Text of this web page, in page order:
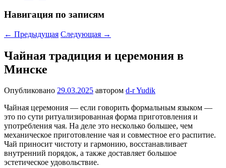
Навигация по записям
← Предыдущая Следующая →
Чайная традиция и церемония в
Минске
Опубликовано 29.03.2025 автором d-r Yudik
Чайная церемония — если говорить формальным языком —
это по сути ритуализированная форма приготовления и
употребления чая. На деле это несколько большее, чем
механическое приготовление чая и совместное его распитие.
Чай приносит чистоту и гармонию, восстанавливает
внутренний порядок, а также доставляет большое
эстетическое удовольствие.